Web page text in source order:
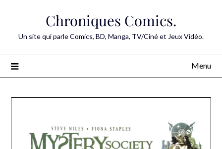
Chroniques Comics.
Un site qui parle Comics, BD, Manga, TV/Ciné et Jeux Vidéo.
Menu